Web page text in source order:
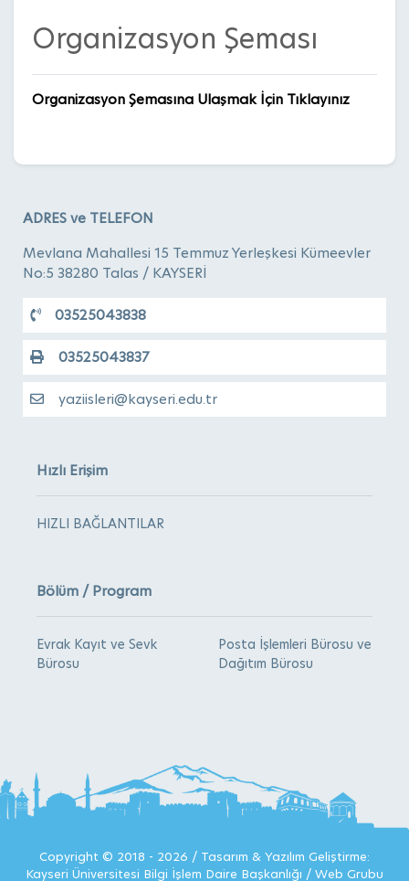
Organizasyon Şeması
Organizasyon Şemasına Ulaşmak İçin Tıklayınız
ADRES ve TELEFON
Mevlana Mahallesi 15 Temmuz Yerleşkesi Kümeevler
No:5 38280 Talas / KAYSERİ
03525043838
03525043837
yaziisleri@kayseri.edu.tr
Hızlı Erişim
HIZLI BAĞLANTILAR
Bölüm / Program
Evrak Kayıt ve Sevk
Bürosu
Posta İşlemleri Bürosu ve
Dağıtım Bürosu
Copyright © 2018 - 2026 / Tasarım & Yazılım Geliştirme:
Kayseri Üniversitesi Bilgi İşlem Daire Başkanlığı / Web Grubu